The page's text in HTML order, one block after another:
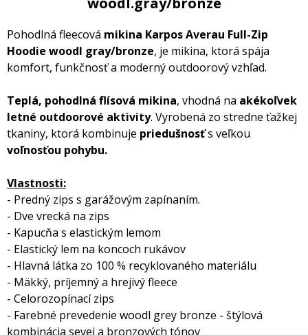
Pohodlná fleecová mikina Karpos Averau Full-Zip
Hoodie woodl gray/bronze, je mikina, ktorá spája
komfort, funkčnosť a moderný outdoorový vzhľad.
Teplá, pohodlná flísová mikina, vhodná na akékoľvek
letné outdoorové aktivity. Vyrobená zo stredne ťažkej
tkaniny, ktorá kombinuje priedušnosťs veľkou
voľnosťou pohybu.
Vlastnosti:
- Predný zips s garážovým zapínaním.
- Dve vrecká na zips
- Kapucňa s elastickým lemom
- Elastický lem na koncoch rukávov
- Hlavná látka zo 100 % recyklovaného materiálu
- Mäkký, príjemný a hrejivý fleece
- Celorozopínací zips
- Farebné prevedenie woodl grey bronze - štýlová
kombinácia sevej a bronzových tónov